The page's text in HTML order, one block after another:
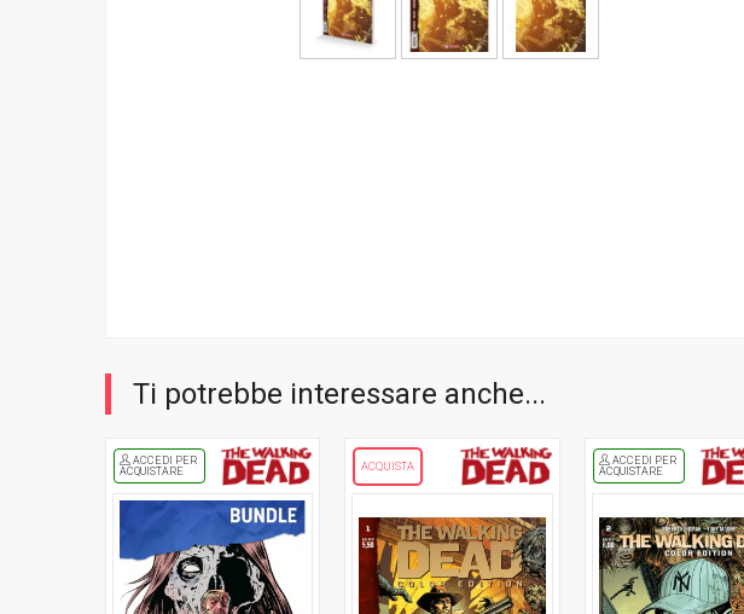
Ti potrebbe interessare anche...
ACCEDI PER
ACQUISTARE
ACQUISTA
ACCEDI PER
ACQUISTARE